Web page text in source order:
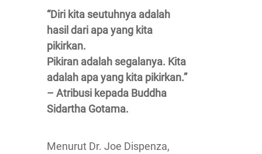
“Diri kita seutuhnya adalah
hasil dari apa yang kita
pikirkan.
Pikiran adalah segalanya. Kita
adalah apa yang kita pikirkan.”
– Atribusi kepada Buddha
Sidartha Gotama.
Menurut Dr. Joe Dispenza,